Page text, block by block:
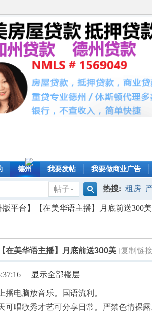
德州 我要发帖 我要做商业广告
帖子
搜
索
热搜: 租房
版平台】【在美华语主播】月底前送300
在美华语主播】月底前送300美 [复制链
| 显示全部楼层
播电脑放音乐。国语流利。
可唱歌秀才艺可分享日常。严禁色情裸露